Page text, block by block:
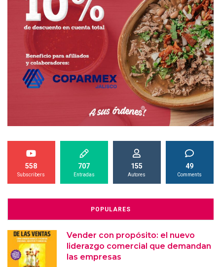
558
Subscribers
707
Entradas
155
Autores
49
Comments
POPULARES
Vender con propósito: el nuevo
liderazgo comercial que demandan
las empresas